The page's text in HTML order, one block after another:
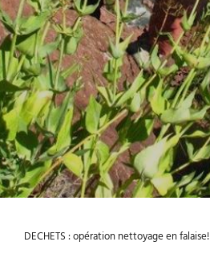
DECHETS : opération nettoyage en falaise!